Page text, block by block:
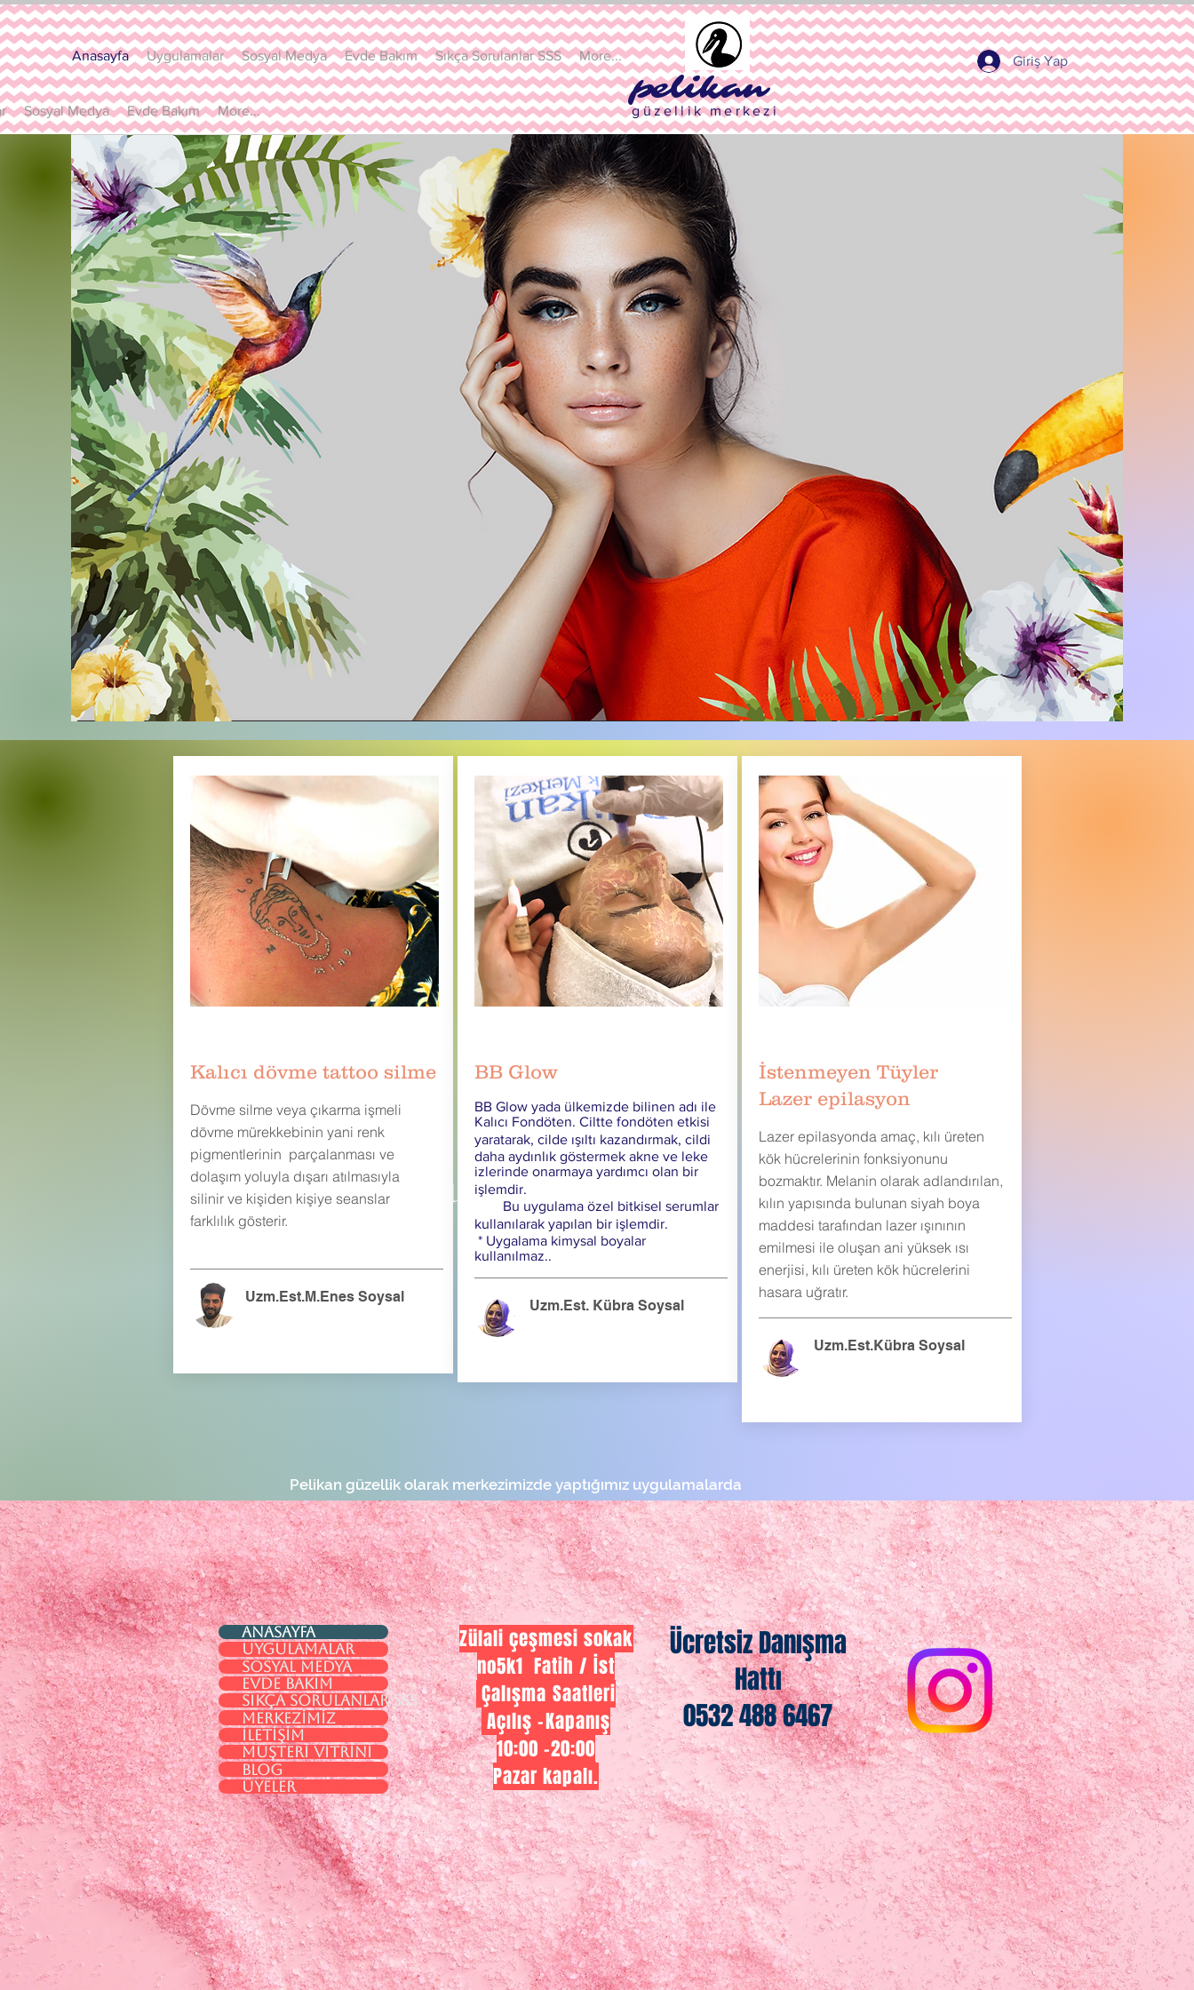
Anasayfa Uygulamalar Sosyal Medya Evde Bakım Sıkça Sorulanlar SSS More... Giriş Yap
pelikan
güzellik merkezi
Sosyal Medya Evde Bakım More...
Doğal & Güzel
Kalıcı dövme tattoo silme
Dövme silme veya çıkarma işmeli
dövme mürekkebinin yani renk
pigmentlerinin parçalanması ve
dolaşım yoluyla dışarı atılmasıyla
silinir ve kişiden kişiye seanslar
farklılık gösterir.
Uzm.Est.M.Enes Soysal
BB Glow
BB Glow yada ülkemizde bilinen adı ile
Kalıcı Fondöten. Ciltte fondöten etkisi
yaratarak, cilde ışıltı kazandırmak, cildi
daha aydınlık göstermek akne ve leke
izlerinde onarmaya yardımcı olan bir
işlemdir.
Bu uygulama özel bitkisel serumlar
kullanılarak yapılan bir işlemdir.
* Uygalama kimysal boyalar
kullanılmaz..
Uzm.Est. Kübra Soysal
İstenmeyen Tüyler
Lazer epilasyon
Lazer epilasyonda amaç, kılı üreten
kök hücrelerinin fonksiyonunu
bozmaktır. Melanin olarak adlandırılan,
kılın yapısında bulunan siyah boya
maddesi tarafından lazer ışınının
emilmesi ile oluşan ani yüksek ısı
enerjisi, kılı üreten kök hücrelerini
hasara uğratır.
Uzm.Est.Kübra Soysal
Pelikan güzellik olarak merkezimizde yaptığımız uygulamalarda
yan etkisiz ve doğal içeriikli ürünler kullanıyoruz.
Cildimiz & dış görünüşümüz bizim özgüvenimiz ve mutluluğumuz.
Anasayfa
Uygulamalar
Sosyal Medya
Evde Bakım
Sıkça Sorulanlar SSS
Merkezimiz
İletişim
Müşteri Vitrini
Blog
Üyeler
Zülali çeşmesi sokak
no5k1 Fatih / İst
Çalışma Saatleri
Açılış -Kapanış
10:00 -20:00
Pazar kapalı.
Ücretsiz Danışma
Hattı
0532 488 6467​